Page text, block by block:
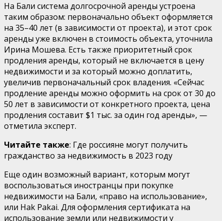
На Бали система долгосрочной аренды устроена
таким образом: первоначально объект оформляется
на 35–40 лет (в зависимости от проекта), и этот срок
аренды уже включен в стоимость объекта, уточнила
Ирина Мошева. Есть также приоритетный срок
продления аренды, который не включается в цену
недвижимости и за который можно доплатить,
увеличив первоначальный срок владения. «Сейчас
продление аренды можно оформить на срок от 30 до
50 лет в зависимости от конкретного проекта, цена
продления составит $1 тыс. за один год аренды», —
отметила эксперт.
Читайте также: Где россияне могут получить
гражданство за недвижимость в 2023 году
Еще один возможный вариант, которым могут
воспользоваться иностранцы при покупке
недвижимости на Бали, «право на использование»,
или Hak Pakai. Для оформления сертификата на
использование земли или недвижимости у